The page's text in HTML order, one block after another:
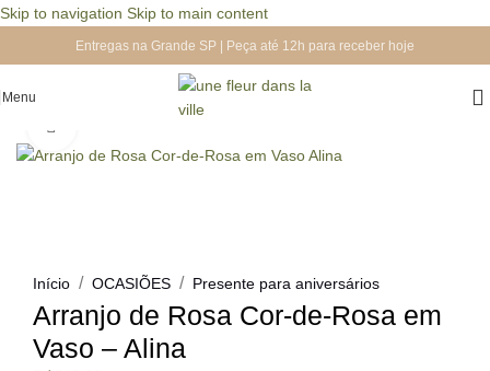
Skip to navigation Skip to main content
Entregas na Grande SP | Peça até 12h para receber hoje
Menu
Início / OCASIÕES / Presente para aniversários
Arranjo de Rosa Cor-de-Rosa em
Vaso – Alina